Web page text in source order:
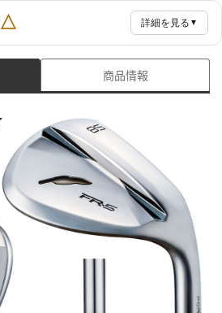
△ 詳細を見る ▼
商品情報